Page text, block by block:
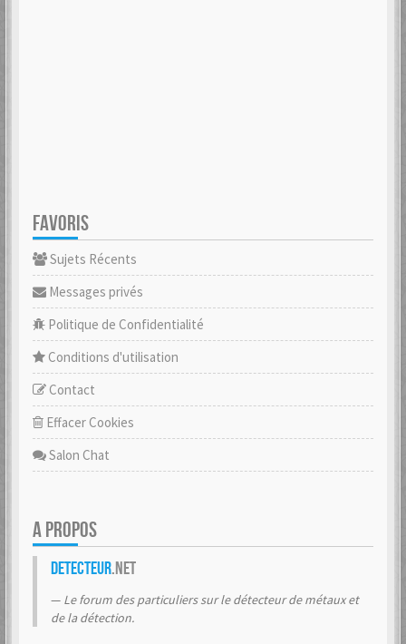
FAVORIS
Sujets Récents
Messages privés
Politique de Confidentialité
Conditions d'utilisation
Contact
Effacer Cookies
Salon Chat
A PROPOS
Detecteur.net
Le forum des particuliers sur le détecteur de métaux et
de la détection.